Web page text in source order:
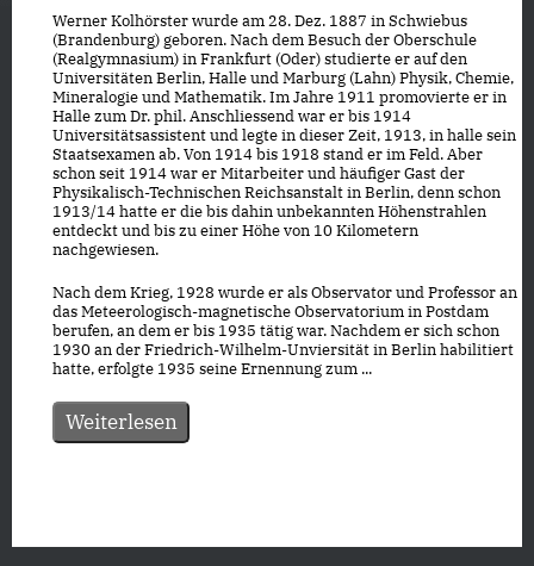
Werner Kolhörster wurde am 28. Dez. 1887 in Schwiebus
(Brandenburg) geboren. Nach dem Besuch der Oberschule
(Realgymnasium) in Frankfurt (Oder) studierte er auf den
Universitäten Berlin, Halle und Marburg (Lahn) Physik, Chemie,
Mineralogie und Mathematik. Im Jahre 1911 promovierte er in
Halle zum Dr. phil. Anschliessend war er bis 1914
Universitätsassistent und legte in dieser Zeit, 1913, in halle sein
Staatsexamen ab. Von 1914 bis 1918 stand er im Feld. Aber
schon seit 1914 war er Mitarbeiter und häufiger Gast der
Physikalisch-Technischen Reichsanstalt in Berlin, denn schon
1913/14 hatte er die bis dahin unbekannten Höhenstrahlen
entdeckt und bis zu einer Höhe von 10 Kilometern
nachgewiesen.
Nach dem Krieg, 1928 wurde er als Observator und Professor an
das Meteerologisch-magnetische Observatorium in Postdam
berufen, an dem er bis 1935 tätig war. Nachdem er sich schon
1930 an der Friedrich-Wilhelm-Unviersität in Berlin habilitiert
hatte, erfolgte 1935 seine Ernennung zum ...
Weiterlesen